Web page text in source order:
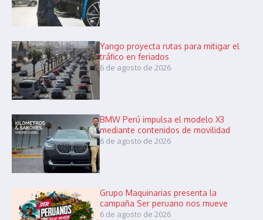
Yango proyecta rutas para mitigar el
tráfico en feriados
6 de agosto de 2026
BMW Perú impulsa el modelo X3
mediante contenidos de movilidad
6 de agosto de 2026
Grupo Maquinarias presenta la
campaña Ser peruano nos mueve
6 de agosto de 2026